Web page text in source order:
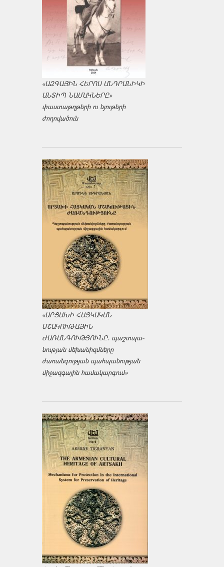
«ԱԶԳԱՅԻՆ ՀԵՐՈՍ ԱՆԴՐԱՆԻԿԻ
ԱՆՏԻՊ ՆԱՄԱԿՆԵՐԸ»
փաստաթղթերի ու նյութերի
ժողովածուն
«ԱՐՑԱԽԻ ՀԱՅԿԱԿԱՆ
ՄՇԱԿՈՒԹԱՅԻՆ
ԺԱՌԱՆԳՈՒԹՅՈՒՆԸ․ պաշտպա­
նության մեխանիզմները
ժառանգության պահպանության
միջազ­գային համակարգում»